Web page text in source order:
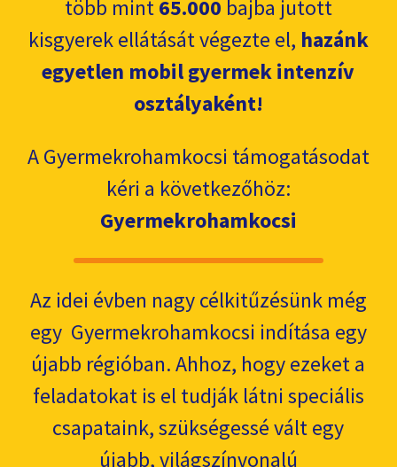
több mint65.000 bajba jutott
kisgyerek ellátását végezte el, hazánk
egyetlen mobil gyermek intenzív
osztályaként!
A Gyermekrohamkocsi támogatásodat
kéri a következőhöz:
Gyermekrohamkocsi
Az idei évben nagy célkitűzésünk még
egy Gyermekrohamkocsi indítása egy
újabb régióban. Ahhoz, hogy ezeket a
feladatokat is el tudják látni speciális
csapataink, szükségessé vált egy
újabb, világszínvonalú